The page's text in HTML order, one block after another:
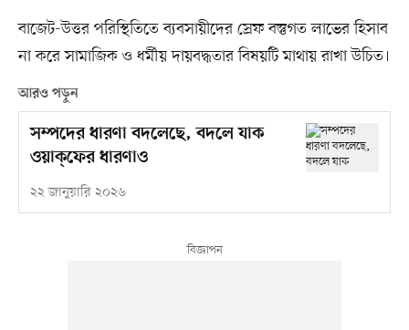
বাজেট-উত্তর পরিস্থিতিতে ব্যবসায়ীদের স্রেফ বস্তুগত লাভের হিসাব
না করে সামাজিক ও ধর্মীয় দায়বদ্ধতার বিষয়টি মাথায় রাখা উচিত।
আরও পড়ুন
সম্পদের ধারণা বদলেছে, বদলে যাক
ওয়াক্‌ফের ধারণাও
২২ জানুয়ারি ২০২৬